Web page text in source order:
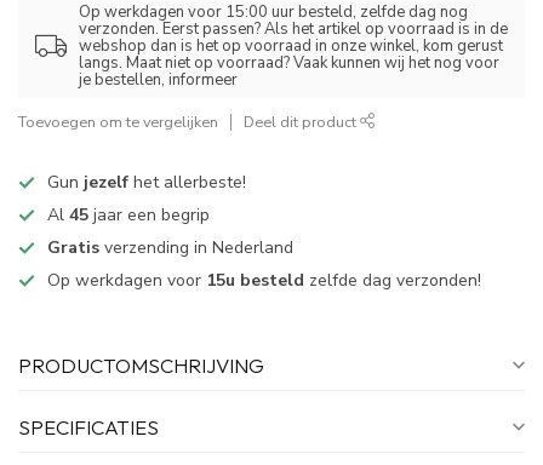
Op werkdagen voor 15:00 uur besteld, zelfde dag nog
verzonden. Eerst passen? Als het artikel op voorraad is in de
webshop dan is het op voorraad in onze winkel, kom gerust
langs. Maat niet op voorraad? Vaak kunnen wij het nog voor
je bestellen, informeer
Toevoegen om te vergelijken Deel dit product
Gun jezelf het allerbeste!
Al 45 jaar een begrip
Gratis verzending in Nederland
Op werkdagen voor 15u besteld zelfde dag verzonden!
PRODUCTOMSCHRIJVING
SPECIFICATIES